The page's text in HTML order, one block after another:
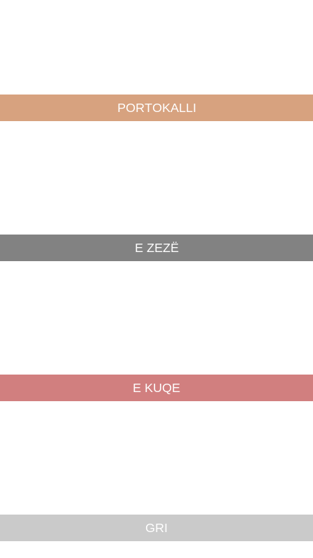
PORTOKALLI
E ZEZË
E KUQE
GRI